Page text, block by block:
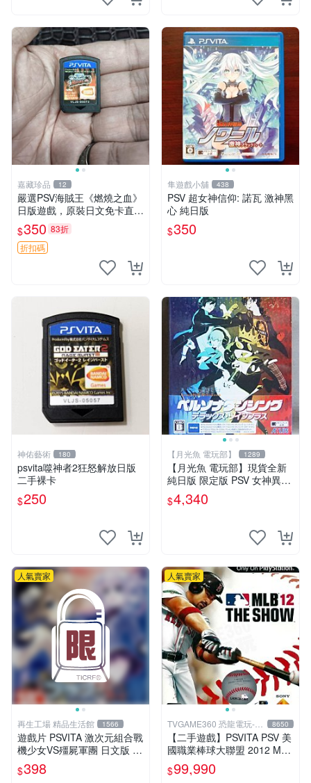
嘉藏珍品 12
嚴選PSV海賊王《燃燒之血》
日版遊戲，原裝日文免卡直玩
海賊王 PSV 測試版 游戲
$350 83折
折扣碼
隼遊戲小舖 438
PSV 超女神信仰: 諾瓦 激神黑
心 純日版
$350
神佑藝術 180
psvita噬神者2狂怒解放日版
二手裸卡
$250
【月光魚 電玩部】 1289
【月光魚 電玩部】現貨全新
純日版 限定版 PSV 女神異聞
錄熱舞 雙重加值包 雙重plus
星夜熱舞 月夜熱舞
$4,340
人氣賣家
再生工場 精品生活館 1566
遊戲片 PSVITA 激次元組合戰
機少女VS殭屍軍團 日文版 再
生工場 01
$398
人氣賣家
TVGAME360 恐龍電玩-台
中店
8650
【二手遊戲】PSVITA PSV 美
國職業棒球大聯盟 2012 MLB
THE SHOW 12 英文版 【台
中恐龍電玩】
$99,990